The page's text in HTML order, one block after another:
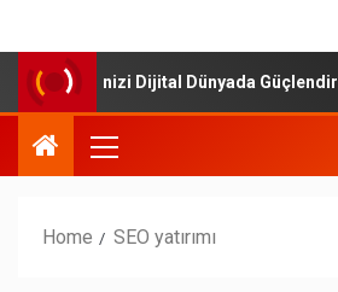
İşletmenizi Dijital Dünyada Güçlendirin
Home SEO yatırımı